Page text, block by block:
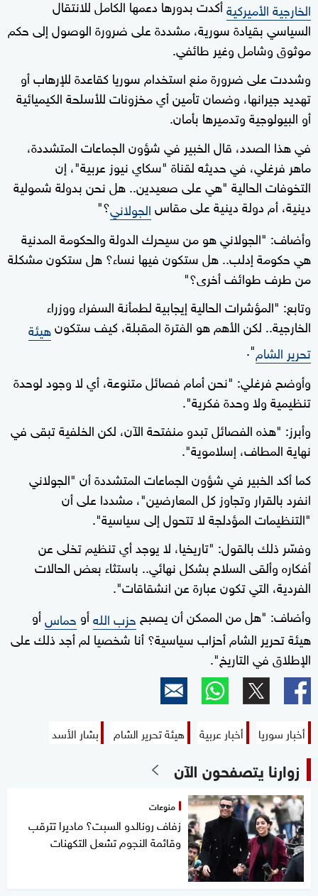
الخارجية الأميركيةأكدت بدورها دعمها الكامل للانتقال
السياسي بقيادة سورية، مشددة على ضرورة الوصول إلى حكم
موثوق وشامل وغير طائفي.
وشددت على ضرورة منع استخدام سوريا كقاعدة للإرهاب أو
تهديد جيرانها، وضمان تأمين أي مخزونات للأسلحة الكيميائية
أو البيولوجية وتدميرها بأمان.
في هذا الصدد، قال الخبير في شؤون الجماعات المتشددة،
ماهر فرغلي، في حديثه لقناة "سكاي نيوز عربية"، إن
التخوفات الحالية "هي على صعيدين.. هل نحن بدولة شمولية
دينية، أم دولة دينية على مقاسالجولاني؟"
وأضاف: "الجولاني هو من سيحرك الدولة والحكومة المدنية
هي حكومة إدلب.. هل ستكون فيها نساء؟ هل ستكون مشكلة
من طرف طوائف أخرى؟"
وتابع: "المؤشرات الحالية إيجابية لطمأنة السفراء ووزراء
الخارجية.. لكن الأهم هو الفترة المقبلة، كيف ستكونهيئة
تحرير الشام".
وأوضح فرغلي: "نحن أمام فصائل متنوعة، أي لا وجود لوحدة
تنظيمية ولا وحدة فكرية".
وأبرز: "هذه الفصائل تبدو منفتحة الآن، لكن الخلفية تبقى في
نهاية المطاف، إسلاموية".
كما أكد الخبير في شؤون الجماعات المتشددة أن "الجولاني
انفرد بالقرار وتجاوز كل المعارضين"، مشددا على أن
"التنظيمات المؤدلجة لا تتحول إلى سياسية".
وفسّر ذلك بالقول: "تاريخيا، لا يوجد أي تنظيم تخلى عن
أفكاره وألقى السلاح بشكل نهائي.. باستثاء بعض الحالات
الفردية، التي تكون عبارة عن انشقاقات".
وأضاف: "هل من الممكن أن يصبح حزب اللهأو حماسأو
هيئة تحرير الشام أحزاب سياسية؟ أنا شخصيا لم أجد ذلك على
الإطلاق في التاريخ".
أخبار سوريا أخبار عربية هيئة تحرير الشام بشار الأسد
زوارنا يتصفحون الآن
منوعات
زفاف رونالدو السبت؟ ماديرا تترقب
وقائمة النجوم تشعل التكهنات